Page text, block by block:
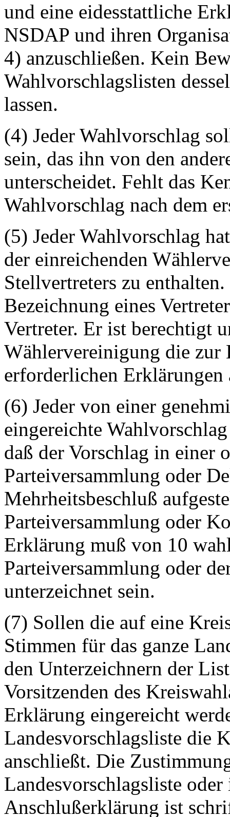
und eine eidesstattliche
NSDAP und ihren
4) anzuschließen. Kein
Wahlvorschlagslisten
lassen.
(4) Jeder Wahlvorschlag
sein, das ihn von den
unterscheidet. Fehlt das
Wahlvorschlag nach dem
(5) Jeder Wahlvorschlag
der einreichenden
Stellvertreters zu
Bezeichnung eines
Vertreter. Er ist berechtigt
Wählervereinigung die zur
erforderlichen Erklärungen
(6) Jeder von einer
eingereichte
daß der Vorschlag in einer
Parteiversammlung oder
Mehrheitsbeschluß
Parteiversammlung oder
Erklärung muß von 10
Parteiversammlung oder
unterzeichnet sein.
(7) Sollen die auf eine
Stimmen für das ganze
den Unterzeichnern der
Vorsitzenden des
Erklärung eingereicht
Landesvorschlagsliste die
anschließt. Die
Landesvorschlagsliste
Anschlußerklärung ist